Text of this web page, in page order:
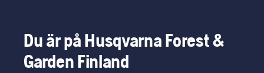
Du är på Husqvarna Forest &
Garden Finland